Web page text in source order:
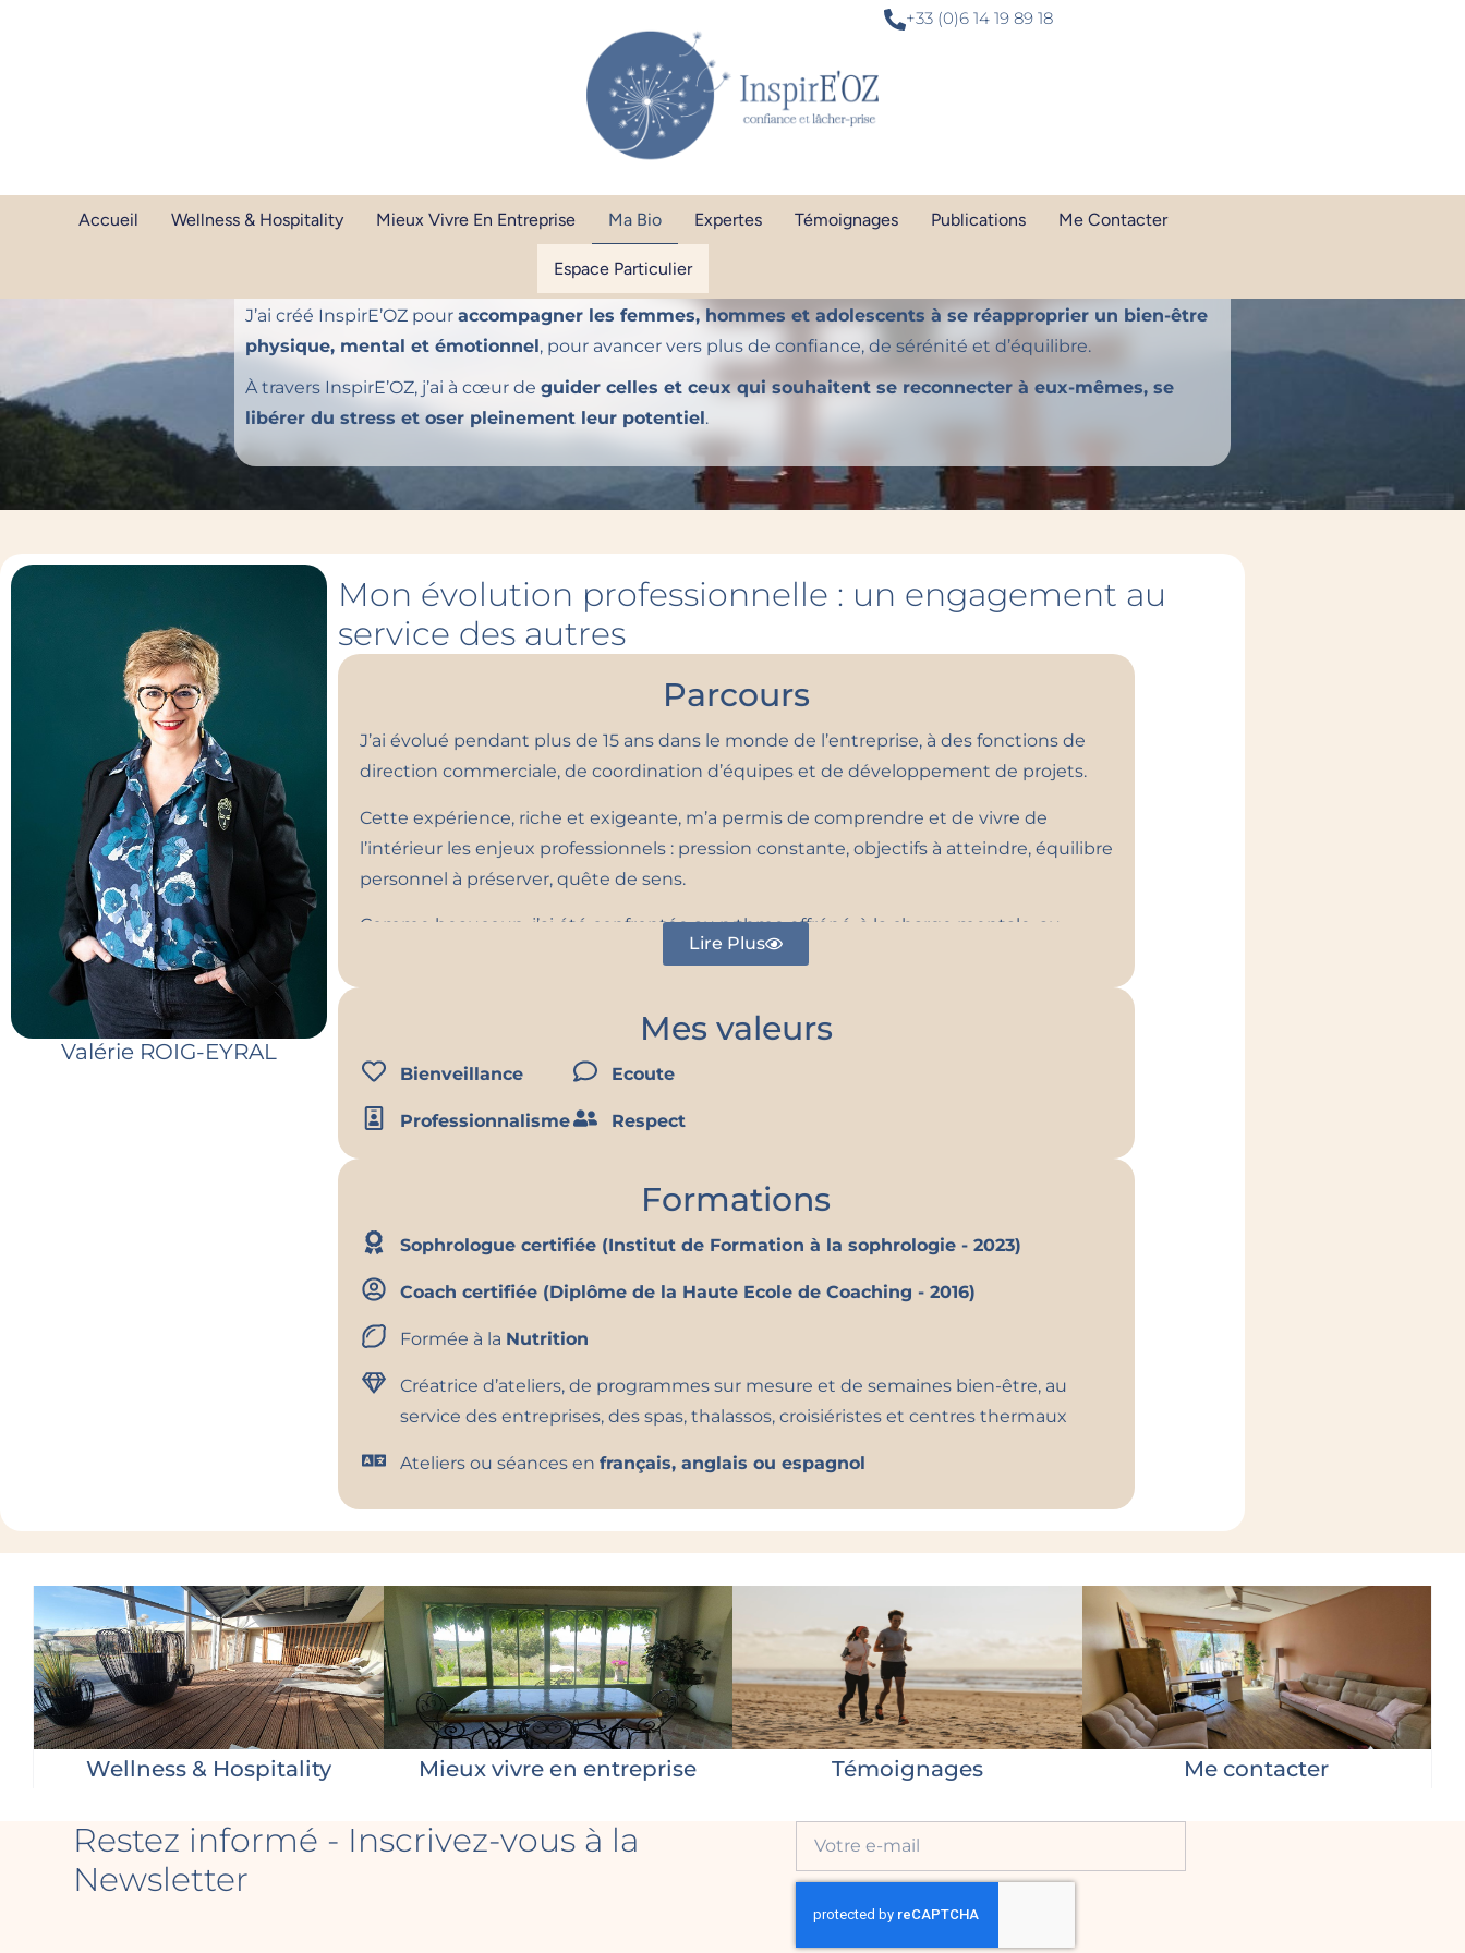
+33 (0)6 14 19 89 18
Accueil Wellness & Hospitality Mieux Vivre En Entreprise Ma Bio Expertes Témoignages Publications Me Contacter
Espace Particulier
Ma biographie
J’ai créé InspirE’OZ pouraccompagner les femmes, hommes et adolescents à se réapproprier un bien-être
physique, mental et émotionnel , pour avancer vers plus de confiance, de sérénité et d’équilibre.
À travers InspirE’OZ, j’ai à cœur deguider celles et ceux qui souhaitent se reconnecter à eux-mêmes, se
libérer du stress et oser pleinement leur potentiel .
Valérie ROIG-EYRAL
Mon évolution professionnelle : un engagement au
service des autres
Parcours
J’ai évolué pendant plus de 15 ans dans le monde de l’entreprise, à des fonctions de
direction commerciale, de coordination d’équipes et de développement de projets.
Cette expérience, riche et exigeante, m’a permis de comprendre et de vivre de
l’intérieur les enjeux professionnels : pression constante, objectifs à atteindre, équilibre
personnel à préserver, quête de sens.
Comme beaucoup, j’ai été confrontée au rythme effréné, à la charge mentale, au
besoin de performance, parfois au détriment de l’écoute de soi.
avec mes valeurs. J’ai ainsi redonné du sens à mon action, en me tournant vers
l’accompagnement humain.
Je me suis alors formée à la sophrologie, au coaching professionnel , à la préparation
mais aussi les entreprises dans leurs enjeux de qualité de vie au travail, de prévention
du stress et de cohésion d’équipe.
Je conçois et anime des expériences bien-être en présentiel, avec une vision claire :
replacer l’humain au cœur de la performance et du bien-être durable.
Mon approche allie écoute, expertise, méthode et authenticité, et s’adresse aussi bien
aux particuliers qu’aux décideurs en quête d’interventions professionnelles, efficaces
et inspirantes.
Lire Plus
Mes valeurs
Bienveillance
Professionnalisme
Ecoute
Respect
Formations
Sophrologue certifiée (Institut de Formation à la sophrologie - 2023)
Coach certifiée (Diplôme de la Haute Ecole de Coaching - 2016)
Formée à la Nutrition
Créatrice d’ateliers, de programmes sur mesure et de semaines bien-être, au
service des entreprises, des spas, thalassos, croisiéristes et centres thermaux
Ateliers ou séances enfrançais, anglais ou espagnol
Wellness & Hospitality Mieux vivre en entreprise Témoignages Me contacter
Restez informé - Inscrivez-vous à la
Newsletter